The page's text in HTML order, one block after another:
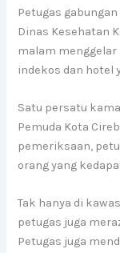
Petugas gabungan
Dinas Kesehatan
malam
indekos dan hotel
Satu persatu
Pemuda Kota
pemeriksaan,
orang yang
Tak hanya di
petugas juga
Petugas juga